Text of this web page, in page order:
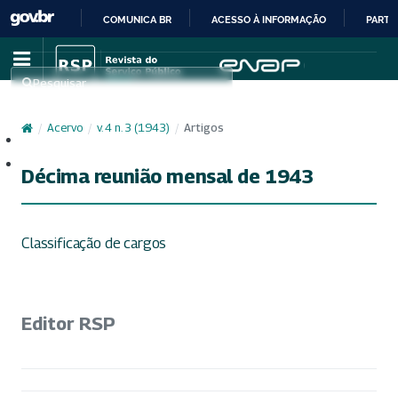
IR
PARA
CONTEÚDO
COMUNICA BR ACESSO À INFORMAÇÃO
Pesquisar
/ Acervo / v. 4 n. 3 (1943) / Artigos
Décima reunião mensal de 1943
Classificação de cargos
Editor RSP